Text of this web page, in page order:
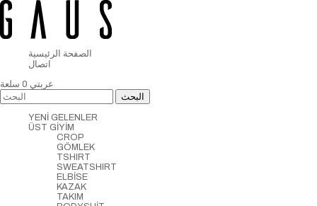
الصفحة الرئيسية
اتصال
عربتي 0 سلعة
YENİ GELENLER
ÜST GİYİM
CROP
GÖMLEK
TSHIRT
SWEATSHIRT
ELBİSE
KAZAK
TAKIM